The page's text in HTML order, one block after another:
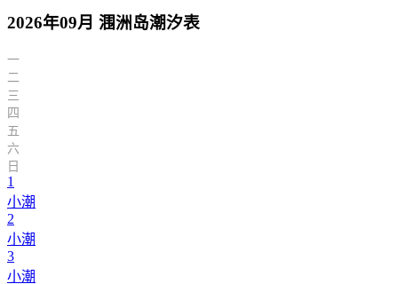
2026年09月 涠洲岛潮汐表
一
二
三
四
五
六
日
1
小潮
2
小潮
3
小潮